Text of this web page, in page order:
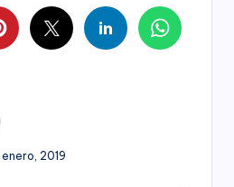
2019